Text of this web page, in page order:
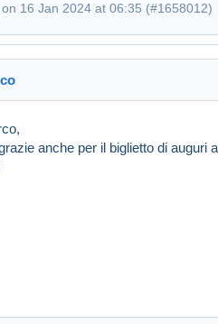
16 Jan 2024 at 06:35 (#1658012)
anche per il biglietto di auguri